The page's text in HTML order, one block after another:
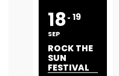
18
SEP
19
ROCK THE
SUN
FESTIVAL